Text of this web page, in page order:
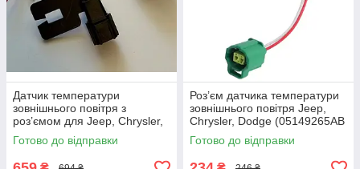
Датчик температури
зовнішнього повітря з
роз’ємом для Jeep, Chrysler,
Dodge (05149265AB /
5149025AA / 56042395)
Готово до відправки
Роз’єм датчика температури
зовнішнього повітря Jeep,
Chrysler, Dodge (05149265AB
/ 5149025AA / 56042395)
Готово до відправки